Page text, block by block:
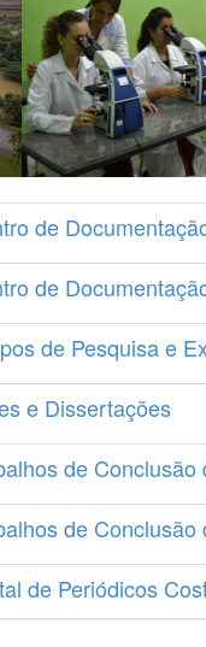
de
de
de Pesquisa e
e Dissertações
de
de
de Periódicos